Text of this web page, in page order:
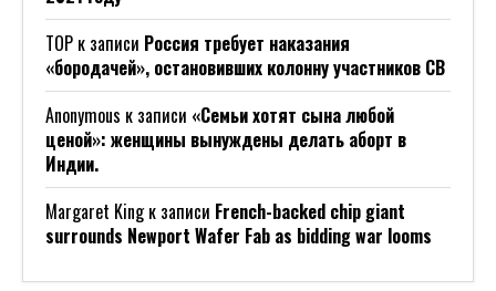
ТОР к записи Россия требует наказания
«бородачей», остановивших колонну участников СВ
Anonymous к записи «Семьи хотят сына любой
ценой»: женщины вынуждены делать аборт в
Индии.
Margaret Kingк записи French-backed chip giant
surrounds Newport Wafer Fab as bidding war looms